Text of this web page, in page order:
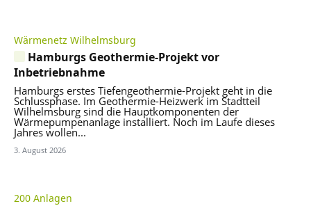
Wärmenetz Wilhelmsburg
Hamburgs Geothermie-Projekt vor
Inbetriebnahme
Hamburgs erstes Tiefengeothermie-Projekt geht in die
Schlussphase. Im Geothermie-Heizwerk im Stadtteil
Wilhelmsburg sind die Hauptkomponenten der
Wärmepumpenanlage installiert. Noch im Laufe dieses
Jahres wollen...
3. August 2026
200 Anlagen